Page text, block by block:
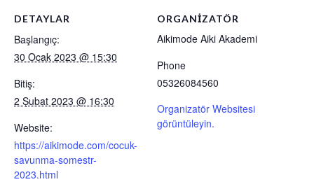
DETAYLAR
Başlangıç:
30 Ocak 2023 @ 15:30
Bitiş:
2 Şubat 2023 @ 16:30
Website:
https://aikimode.com/cocuk-
savunma-somestr-
2023.html
ORGANIZATÖR
Aikimode Aiki Akademi
Phone
05326084560
Organizatör Websitesi
görüntüleyin.